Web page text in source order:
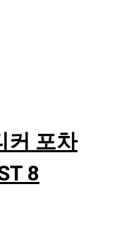
커 포차
8